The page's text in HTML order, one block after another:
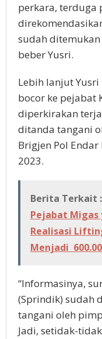
perkara, terduga
sudah
beber Yusri.
Lebih lanjut
bocor ke pejabat
diperkirakan
ditanda tangani
Brigjen Pol
2023.
Berita Terkait :
Pejabat Migas
Realisasi
Menjadi
“Informasinya,
(Sprindik) sudah
tangani oleh
Jadi, setidak-